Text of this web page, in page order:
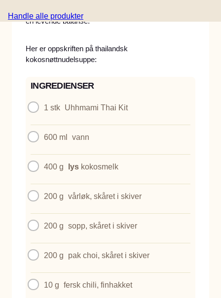
Handle alle produkter
en levende balanse.
Her er oppskriften på thailandsk
kokosnøttnudelsuppe:
INGREDIENSER
1 stk Uhhmami Thai Kit
600 ml vann
400 g lys kokosmelk
200 g vårløk, skåret i skiver
200 g sopp, skåret i skiver
200 g pak choi, skåret i skiver
10 g fersk chili, finhakket